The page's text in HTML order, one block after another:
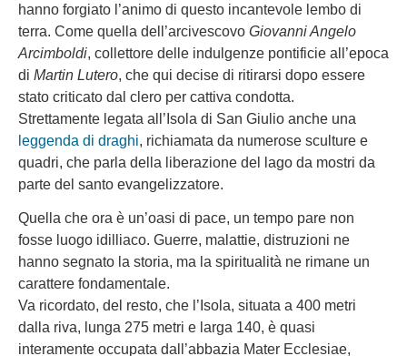
hanno forgiato l’animo di questo incantevole lembo di
terra. Come quella dell’arcivescovo Giovanni Angelo
Arcimboldi, collettore delle indulgenze pontificie all’epoca
di Martin Lutero, che qui decise di ritirarsi dopo essere
stato criticato dal clero per cattiva condotta.
Strettamente legata all’Isola di San Giulio anche una
leggenda di draghi, richiamata da numerose sculture e
quadri, che parla della liberazione del lago da mostri da
parte del santo evangelizzatore.
Quella che ora è un’oasi di pace, un tempo pare non
fosse luogo idilliaco. Guerre, malattie, distruzioni ne
hanno segnato la storia, ma la spiritualità ne rimane un
carattere fondamentale.
Va ricordato, del resto, che l’Isola, situata a 400 metri
dalla riva, lunga 275 metri e larga 140, è quasi
interamente occupata dall’abbazia Mater Ecclesiae,